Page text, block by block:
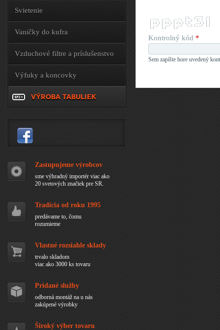
  _ __    _ __    _ __   | |_  |___ /  / |
| '_ \  | '_ \  | '_ \  | __|   |_ \  | |
| |_) | | |_) | | |_) | | |_   ___) | | |
| .__/  | .__/  | .__/   \__| |____/  |_|
|_|     |_|     |_|
Kontrolný kód *
Sem zapíšte hore uvedený
Svietenie
Vaničky do kufra
Vzduchové filtre a príslušenstvo
Výfuky a koncovky
VÝROBA TABULIEK
Zastupujeme výrobcov
sme výhradný importér viac ako
20 svetových značiek pre SR.
Tradícia od roku 1995
predávame to, čomu
rozumieme
Vlastné rozsiahle sklady
trvalo skladom
viac ako 3000 ks tovaru
Pridané služby
odborná montáž na u nás
zakúpené výrobky
Široký výber tovaru